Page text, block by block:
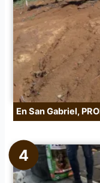
En San Gabriel,